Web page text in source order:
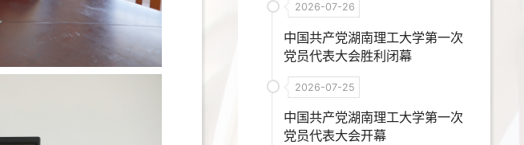
2026-07-26
中国共产党湖南理工大学第一次
党员代表大会胜利闭幕
2026-07-25
中国共产党湖南理工大学第一次
党员代表大会开幕